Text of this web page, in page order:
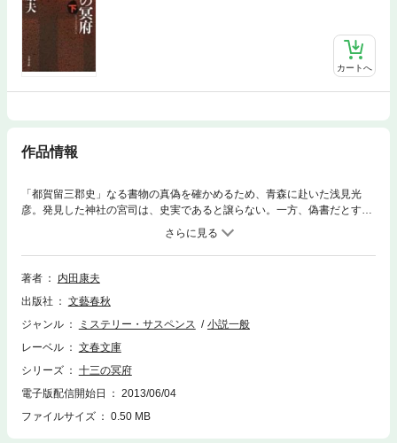
カートへ
作品情報
「都賀留三郡史」なる書物の真偽を確かめるため、青森に赴いた浅見光
彦。発見した神社の宮司は、史実であると譲らない。一方、偽書だとする
人々の死。「アラハバキ神」の祟りなのか。そして、またお遍路の女性が
殺された。神をも嘲笑うような人間の底なしの業に翻弄される光彦……。
長篇旅情ミステリーの傑作。著者による書き下ろし自作解説もつきます。
著者
内田康夫
出版社
文藝春秋
ジャンル
ミステリー・サスペンス
小説一般
レーベル
文春文庫
シリーズ
十三の冥府
電子版配信開始日
2013/06/04
ファイルサイズ
0.50 MB